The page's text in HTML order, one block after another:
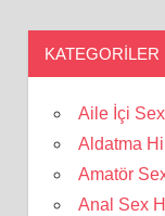
KATEGORILER
Aile İçi
Aldatma
Amatör
Anal Sex